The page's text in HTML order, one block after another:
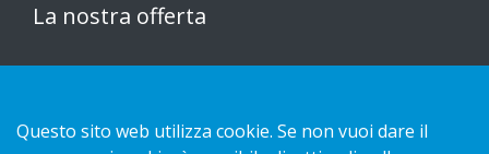
La nostra offerta
Questo sito web utilizza cookie. Se non vuoi dare il